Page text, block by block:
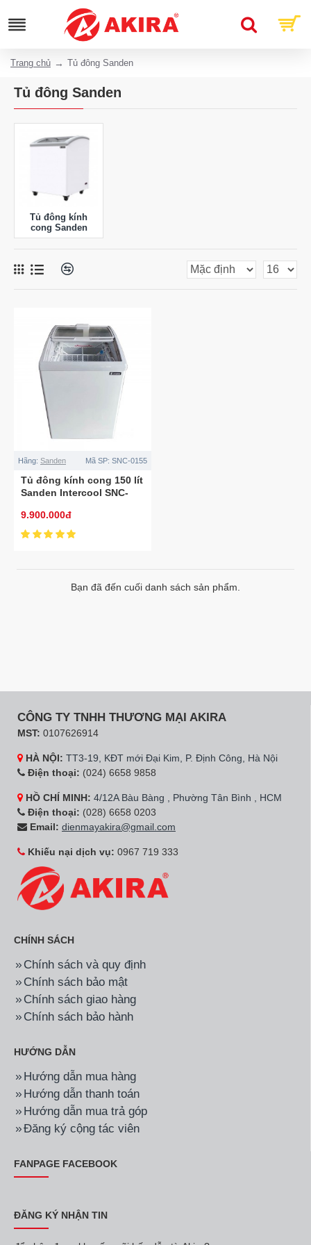
Trang chủ Tủ đông Sanden
Tủ đông Sanden
Tủ đông kính
cong Sanden
Hãng: Sanden Mã SP: SNC-0155
Tủ đông kính cong 150 lít
Sanden Intercool SNC-
9.900.000đ
Bạn đã đến cuối danh sách sản phẩm.
CÔNG TY TNHH THƯƠNG MẠI AKIRA
MST: 0107626914
HÀ NỘI: TT3-19, KĐT mới Đại Kim, P. Định Công, Hà Nội
Điện thoại: (024) 6658 9858
HỒ CHÍ MINH: 4/12A Bàu Bàng , Phường Tân Bình , HCM
Điện thoại: (028) 6658 0203
Email: dienmayakira@gmail.com
Khiếu nại dịch vụ: 0967 719 333
CHÍNH SÁCH
Chính sách và quy định
Chính sách bảo mật
Chính sách giao hàng
Chính sách bảo hành
HƯỚNG DẪN
Hướng dẫn mua hàng
Hướng dẫn thanh toán
Hướng dẫn mua trả góp
Đăng ký cộng tác viên
FANPAGE FACEBOOK
ĐĂNG KÝ NHẬN TIN